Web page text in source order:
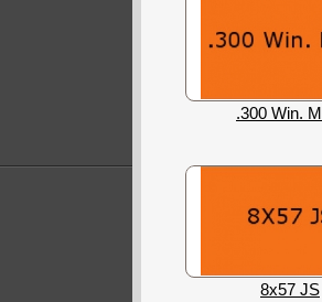
.300 Win.
8x57 JS